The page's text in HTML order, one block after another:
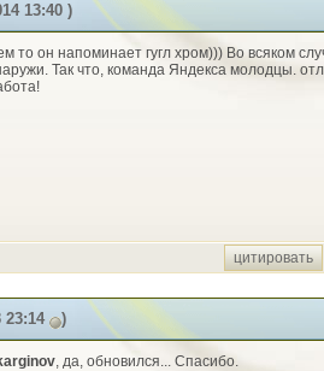
13:40 )
то он напоминает гугл хром))) Во всяком
Так что, команда Яндекса молодцы.
цитировать
23:14 )
, да, обновился... Спасибо.